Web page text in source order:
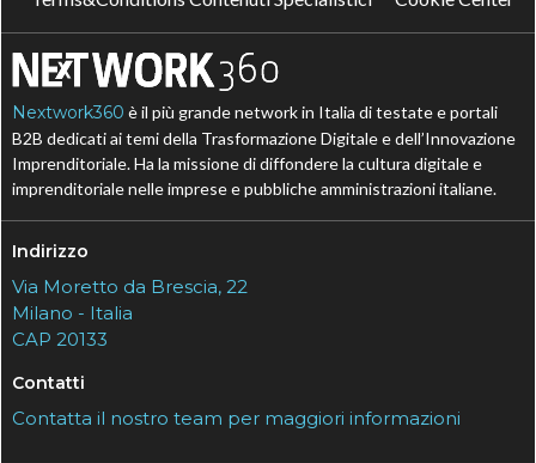
Nextwork360 è il più grande network in Italia di testate e portali
B2B dedicati ai temi della Trasformazione Digitale e dell’Innovazione
Imprenditoriale. Ha la missione di diffondere la cultura digitale e
imprenditoriale nelle imprese e pubbliche amministrazioni italiane.
Indirizzo
Via Moretto da Brescia, 22
Milano - Italia
CAP 20133
Contatti
Contatta il nostro team per maggiori informazioni